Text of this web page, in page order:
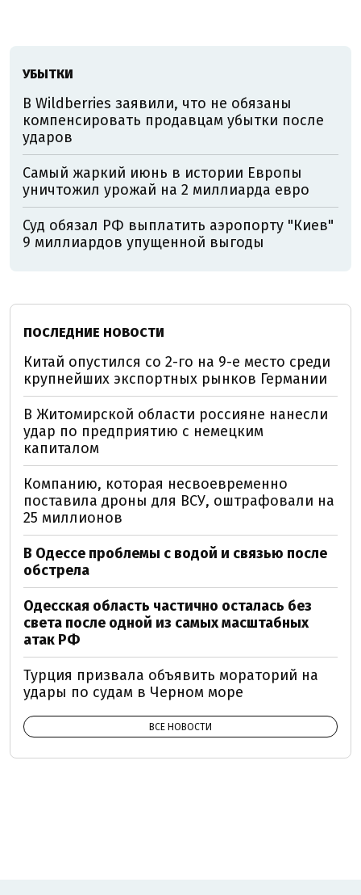
УБЫТКИ
В Wildberries заявили, что не обязаны
компенсировать продавцам убытки после
ударов
Самый жаркий июнь в истории Европы
уничтожил урожай на 2 миллиарда евро
Суд обязал РФ выплатить аэропорту "Киев"
9 миллиардов упущенной выгоды
ПОСЛЕДНИЕ НОВОСТИ
Китай опустился со 2-го на 9-е место среди
крупнейших экспортных рынков Германии
В Житомирской области россияне нанесли
удар по предприятию с немецким
капиталом
Компанию, которая несвоевременно
поставила дроны для ВСУ, оштрафовали на
25 миллионов
В Одессе проблемы с водой и связью после
обстрела
Одесская область частично осталась без
света после одной из самых масштабных
атак РФ
Турция призвала объявить мораторий на
удары по судам в Черном море
ВСЕ НОВОСТИ